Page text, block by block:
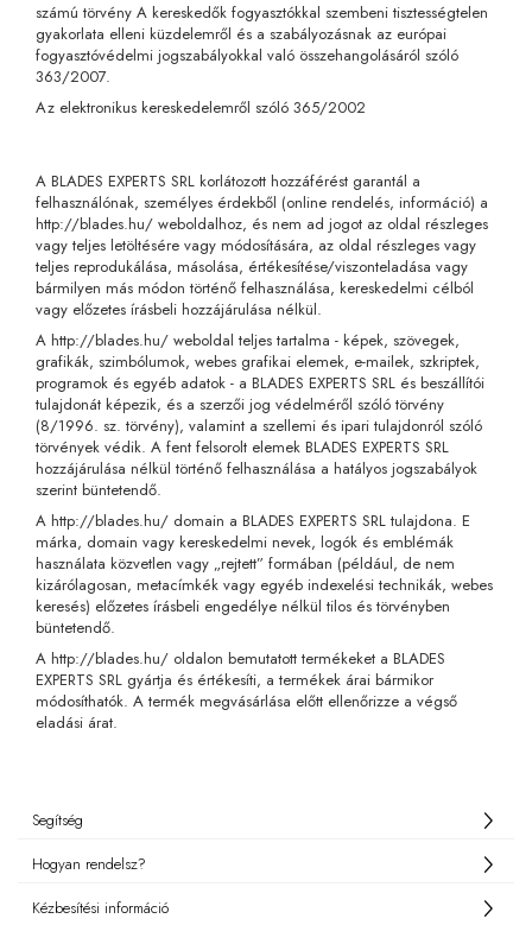
számú törvény A kereskedők fogyasztókkal szembeni tisztességtelen
gyakorlata elleni küzdelemről és a szabályozásnak az európai
fogyasztóvédelmi jogszabályokkal való összehangolásáról szóló
363/2007.
Az elektronikus kereskedelemről szóló 365/2002
A BLADES EXPERTS SRL korlátozott hozzáférést garantál a
felhasználónak, személyes érdekből (online rendelés, információ) a
http://blades.hu/ weboldalhoz, és nem ad jogot az oldal részleges
vagy teljes letöltésére vagy módosítására, az oldal részleges vagy
teljes reprodukálása, másolása, értékesítése/viszonteladása vagy
bármilyen más módon történő felhasználása, kereskedelmi célból
vagy előzetes írásbeli hozzájárulása nélkül.
A http://blades.hu/ weboldal teljes tartalma - képek, szövegek,
grafikák, szimbólumok, webes grafikai elemek, e-mailek, szkriptek,
programok és egyéb adatok - a BLADES EXPERTS SRL és beszállítói
tulajdonát képezik, és a szerzői jog védelméről szóló törvény
(8/1996. sz. törvény), valamint a szellemi és ipari tulajdonról szóló
törvények védik. A fent felsorolt ​​elemek BLADES EXPERTS SRL
hozzájárulása nélkül történő felhasználása a hatályos jogszabályok
szerint büntetendő.
A http://blades.hu/ domain a BLADES EXPERTS SRL tulajdona. E
márka, domain vagy kereskedelmi nevek, logók és emblémák
használata közvetlen vagy „rejtett” formában (például, de nem
kizárólagosan, metacímkék vagy egyéb indexelési technikák, webes
keresés) előzetes írásbeli engedélye nélkül tilos és törvényben
büntetendő.
A http://blades.hu/ oldalon bemutatott termékeket a BLADES
EXPERTS SRL gyártja és értékesíti, a termékek árai bármikor
módosíthatók. A termék megvásárlása előtt ellenőrizze a végső
eladási árat.
Segítség
Hogyan rendelsz?
Kézbesítési információ